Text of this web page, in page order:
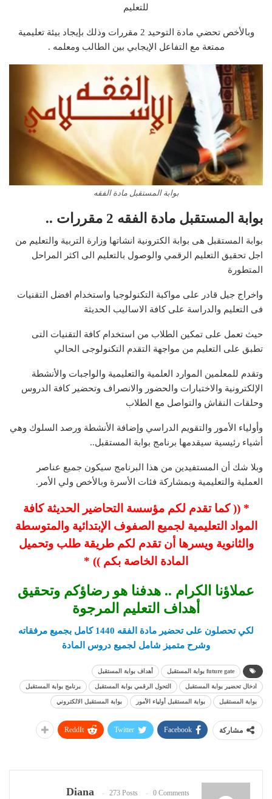
للتعليم
وبالأخص تحضي مادة التوحيد 2 مقررات وذلك بإيجاد بيئة تعليمية
ممتعة مع التفاعل الإيجابي بين الطالب ومعلمه .
بوابة المستقبل مادة الفقه
بوابة المستقبل مادة الفقه 2 مقررات ..
بوابة المستقبل هى بوابة الكترونية انشاتها وزارة التربية والتعليم من
اجل تحقيق التعليم الرقمي والوصول بالتعليم الى اكثر المراحل
المتطورة
واخراج جيل قادر على مواكبة التكنولوجيا واستخدام افضل التقنيات
فى التعليم والدراسة على كافة الاساليب الحديثة
حيث تعمل على تمكين الطلاب من استخدام كافة التقنيات التى
تطبق على التعليم من مواجهة التقدم التكنولوجى الحالي
وتقدم للمعلمين الموارد العلمية والتعليمية والواجبات والأنشطة
الإلكترونية والاختبارات والحضور والانصراف وتحضير كافة الدروس
وحلقات النقاش والتواصل مع الطلاب
وأولياء الأمور والتقويم الدراسي وإضافة الأنشطة ورصد السلوك وهي
أشياء رئيسية سيقدمها برنامج بوابة المستقبل..
وبلا شك أن المستفيدين من هذا البرنامج سيكون جميع عناصر
العملية والتعليمية وبمشاركة فئات الأسرة وبالأخص ولي الأمر.
* (( كما تقدم لكم مؤسسة التحاضير الحديثة كافة
المواد التعليمية لجميع الصفوف الإبتدائية والمتوسطة
والثانوية ويسرها أن تقدم لكم طريقة طلب وتحميل
المادة الخاصة بكم )) *
عملاؤنا الكرام .. هدفنا هو رضاؤكم وتحقيق
أهداف التعليم المرجوة
لكي تحصلون على تحضير مادة الفقه 1440
كامل بجميع مرفقاته
وشرح متميز شامل لجميع دروس المادة
future gate بوابة المستقبل أهداف بوابة المستقبل
ادخال تحضير بوابة المستقبل التحول الرقمي بوابة المستقبل برنامج بوابة المستقبل
بوابة المستقبل بوابة المستقبل أولياء الأمور بوابة المستقبل الالكتروني
مشاركة Facebook
Twitter
ReddIt
Diana 273 Posts 0 Comments